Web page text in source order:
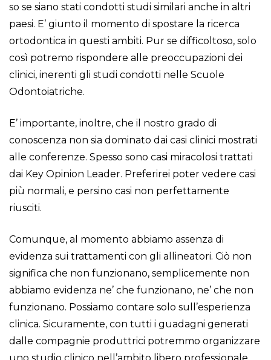
so se siano stati condotti studi similari anche in altri
paesi. E’ giunto il momento di spostare la ricerca
ortodontica in questi ambiti. Pur se difficoltoso, solo
così potremo rispondere alle preoccupazioni dei
clinici, inerenti gli studi condotti nelle Scuole
Odontoiatriche.
E’ importante, inoltre, che il nostro grado di
conoscenza non sia dominato dai casi clinici mostrati
alle conferenze. Spesso sono casi miracolosi trattati
dai Key Opinion Leader. Preferirei poter vedere casi
più normali, e persino casi non perfettamente
riusciti.
Comunque, al momento abbiamo assenza di
evidenza sui trattamenti con gli allineatori. Ciò non
significa che non funzionano, semplicemente non
abbiamo evidenza ne’ che funzionano, ne’ che non
funzionano. Possiamo contare solo sull’esperienza
clinica. Sicuramente, con tutti i guadagni generati
dalle compagnie produttrici potremmo organizzare